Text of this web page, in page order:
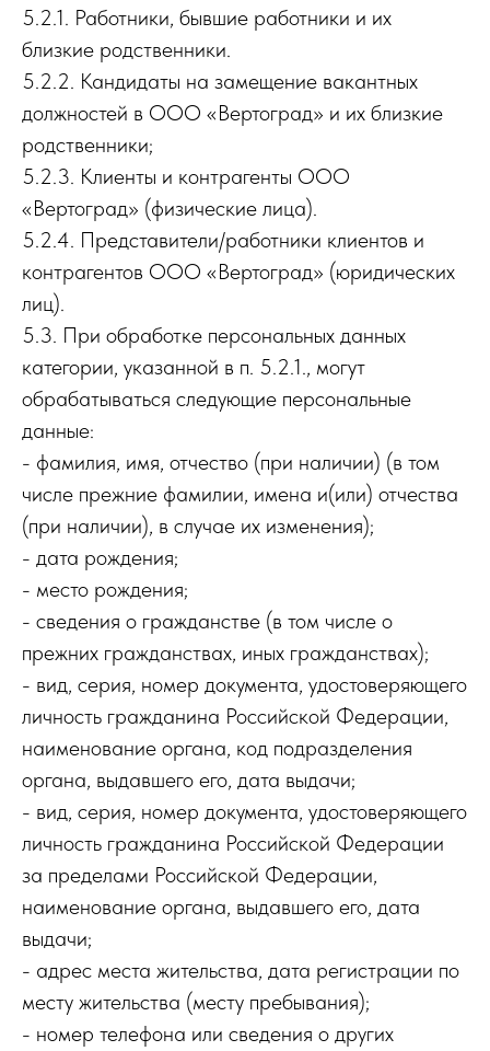
5.2.1. Работники, бывшие работники и их
близкие родственники.
5.2.2. Кандидаты на замещение вакантных
должностей в ООО «Вертоград» и их близкие
родственники;
5.2.3. Клиенты и контрагенты ООО
«Вертоград» (физические лица).
5.2.4. Представители/работники клиентов и
контрагентов ООО «Вертоград» (юридических
лиц).
5.3. При обработке персональных данных
категории, указанной в п. 5.2.1., могут
обрабатываться следующие персональные
данные:
- фамилия, имя, отчество (при наличии) (в том
числе прежние фамилии, имена и(или) отчества
(при наличии), в случае их изменения);
- дата рождения;
- место рождения;
- сведения о гражданстве (в том числе о
прежних гражданствах, иных гражданствах);
- вид, серия, номер документа, удостоверяющего
личность гражданина Российской Федерации,
наименование органа, код подразделения
органа, выдавшего его, дата выдачи;
- вид, серия, номер документа, удостоверяющего
личность гражданина Российской Федерации
за пределами Российской Федерации,
наименование органа, выдавшего его, дата
выдачи;
- адрес места жительства, дата регистрации по
месту жительства (месту пребывания);
- номер телефона или сведения о других